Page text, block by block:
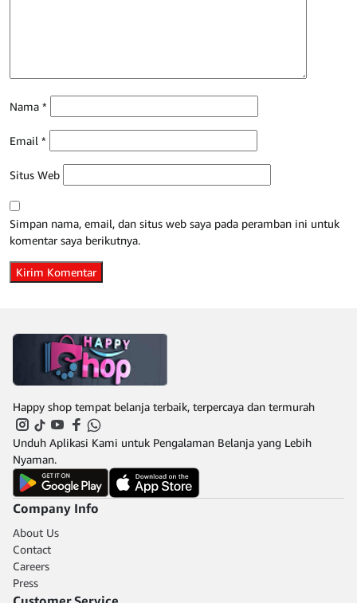
Nama *
Email *
Situs Web
Simpan nama, email, dan situs web saya pada peramban ini untuk
komentar saya berikutnya.
Happy shop tempat belanja terbaik, terpercaya dan termurah
Unduh Aplikasi Kami untuk Pengalaman Belanja yang Lebih
Nyaman.
Company Info
About Us
Contact
Careers
Press